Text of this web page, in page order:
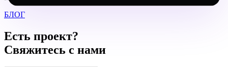
БЛОГ
Есть проект?
Свяжитесь с нами